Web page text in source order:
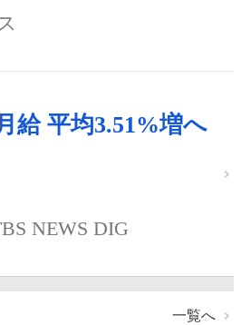
給 平均3.51%増へ
NEWS DIG
一覧へ